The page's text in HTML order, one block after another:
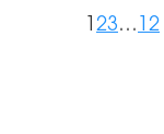
23… 12